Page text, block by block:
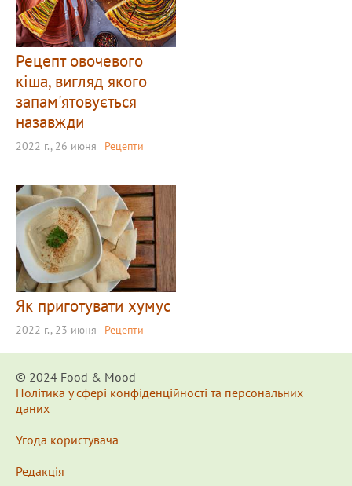
Рецепт овочевого
кіша, вигляд якого
запам'ятовується
назавжди
2022 г., 26 июня Рецепти
Як приготувати хумус
2022 г., 23 июня Рецепти
© 2024 Food & Мood
Політика у сфері конфіденційності та персональних
даних
Угода користувача
Редакція